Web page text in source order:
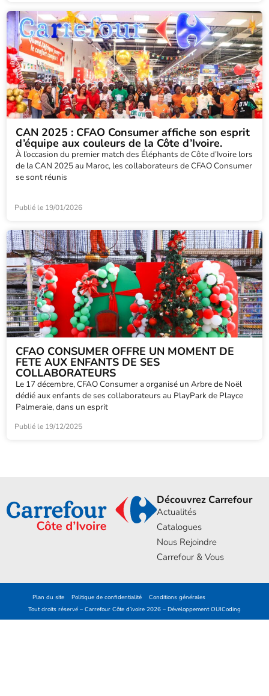
CAN 2025 : CFAO Consumer affiche son esprit
d’équipe aux couleurs de la Côte d’Ivoire.
À l’occasion du premier match des Éléphants de Côte d’Ivoire lors
de la CAN 2025 au Maroc, les collaborateurs de CFAO Consumer
se sont réunis
Publié le 19/01/2026
CFAO CONSUMER OFFRE UN MOMENT DE
FETE AUX ENFANTS DE SES
COLLABORATEURS
Le 17 décembre, CFAO Consumer a organisé un Arbre de Noël
dédié aux enfants de ses collaborateurs au PlayPark de Playce
Palmeraie, dans un esprit
Publié le 19/12/2025
Découvrez Carrefour
Actualités
Catalogues
Nous Rejoindre
Carrefour & Vous
Plan du site Politique de confidentialité
Conditions générales
Tout droits réservé – Carrefour Côte d’ivoire 2026 – DéveloppementOUICoding